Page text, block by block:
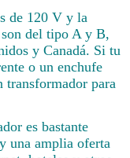
de 120 V y la
del tipo A y B,
y Canadá. Si tu
o un enchufe
transformador para
es bastante
una amplia oferta